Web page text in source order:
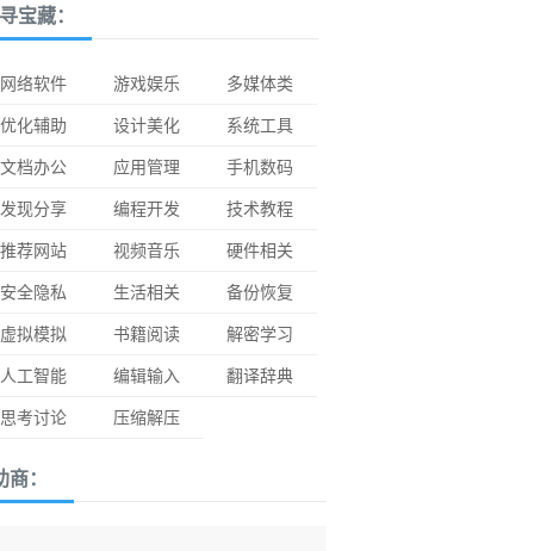
宝藏：
网络软件 游戏娱乐
多媒体类
优化辅助
设计美化
系统工具
文档办公
应用管理
手机数码
发现分享
编程开发
技术教程
推荐网站
视频音乐
硬件相关
安全隐私
生活相关
备份恢复
虚拟模拟
书籍阅读
解密学习
人工智能
编辑输入
翻译辞典
思考讨论
压缩解压
商：